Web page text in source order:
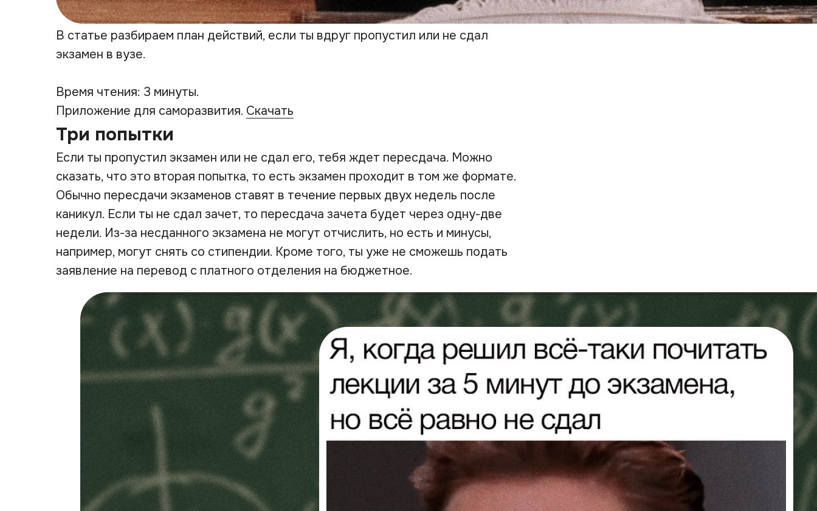
В статье разбираем план действий, если ты вдруг пропустил или не сдал
экзамен в вузе.
Время чтения: 3 минуты.
Приложение для саморазвития. Скачать
Три попытки
Если ты пропустил экзамен или не сдал его, тебя ждет пересдача. Можно
сказать, что это вторая попытка, то есть экзамен проходит в том же формате.
Обычно пересдачи экзаменов ставят в течение первых двух недель после
каникул. Если ты не сдал зачет, то пересдача зачета будет через одну-две
недели. Из-за несданного экзамена не могут отчислить, но есть и минусы,
например, могут снять со стипендии. Кроме того, ты уже не сможешь подать
заявление на перевод с платного отделения на бюджетное.